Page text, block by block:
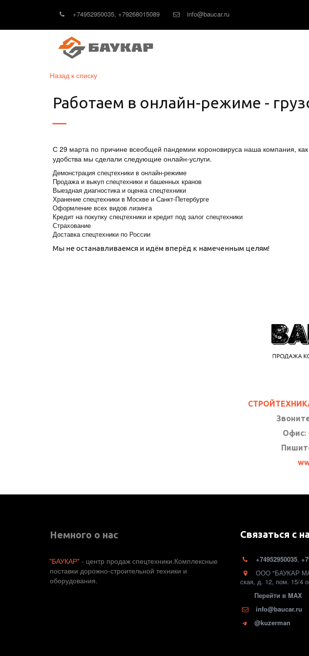
+74952950035, +79268015089 info@baucar.ru
Назад к списку
Работаем в онлайн-режиме -
С 29 марта по причине всеобщей пандемии короновируса наша компания,
удобства мы сделали следующие онлайн-услуги.
Демонстрация спецтехники в онлайн-режиме
Продажа и выкуп спецтехники и башенных кранов
Выездная диагностика и оценка спецтехники
Хранение спецтехники в Москве и Санкт-Петербурге
Оформление всех видов лизинга
Кредит на покупку спецтехники и кредит под залог спецтехники
Страхование
Доставка спецтехники по России
Мы не останавливаемся и идём вперёд к намеченным целям!
Офис:
Немного о нас
"БАУКАР" - центр продаж спецтехники.Комплексные
поставки дорожно-строительной техники и
оборудования.
Связаться с
+74952950035,
ООО "БАУКАР
ская, д. 12, пом. 15/4
Перейти в MAX
info@baucar.ru
@kuzerman